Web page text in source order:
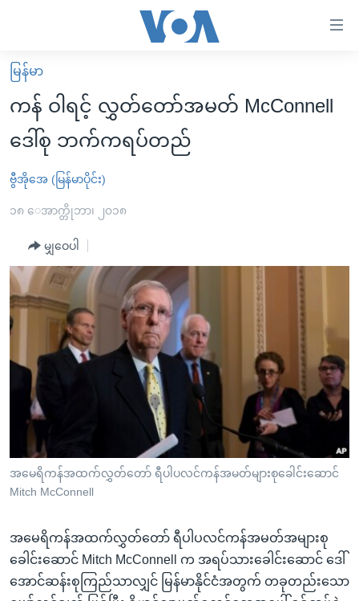
လွယ်ကူ
စေ
သည့်
များ
ပင်မ
ကျော်
ကြည့်
ရန်
အ
စာမျက်နှာ
ကြည့်
ရန်
ရန်
နေရာ
သို့
မူလစာမျက်နှာ
မြန်မာ
ကမ္ဘာ့သတင်းများ
နိုင်ငံတကာ
အစ္စရေး-ပါလက်စတိုင်း
ဗွီဒီယို
အင်္ဂလိပ်စာလေ့လာမယ်
အမေရိကန်သုံးအီဒီယံ
မကြေးမုံရဲ့ အင်္ဂလိပ်စာ
ရုပ်ရှင်ထဲက အင်္ဂလိပ်စာ
သုတပဒေသာ အင်္ဂလိပ်စာ
အပတ်စဉ်ကဏ္ဍများ
ရေဒီယို
ရေဒီယိုနှင့်ရုပ်သံ အချက်အလက်များ
ရေဒီယို/တီဗွီအစီအစဉ်
Learning English
ဗွီအိုအေ လူမှုကွန်ယက်များ
မြန်မာ
ကန် ဝါရင့် လွှတ်တော်အမတ် McConnell
ဒေါ်စု ဘက်ကရပ်တည်
ဗွီအိုအေ (မြန်မာပိုင်း)
၁၈ ေအာက္တိုဘာ၊ ၂၀၁၈
မျှဝေပါ
အမေရိကန်အထက်လွှတ်တော် ရီပါပလင်ကန်အမတ်များစုခေါင်းဆောင်
Mitch McConnell
အမေရိကန်အထက်လွှတ်တော် ရီပါပလင်ကန်အမတ်အများစု
ခေါင်းဆောင် Mitch McConnell က အရပ်သားခေါင်းဆောင် ဒေါ်
အောင်ဆန်းစုကြည်သာလျှင် မြန်မာနိုင်ငံအတွက် တခုတည်းသော